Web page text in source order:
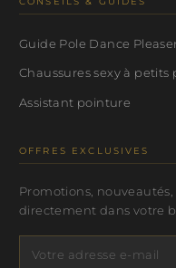
Guide Pole Dance
Chaussures sexy à petits
Assistant pointure
OFFRES EXCLUSIVES
Promotions,
directement dans votre